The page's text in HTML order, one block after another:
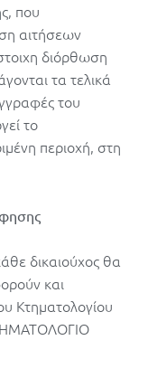
που
αιτήσεων
διόρθωση
τα τελικά
του
το
περιοχή, στη
δικαιούχος θα
και
Κτηματολογίου